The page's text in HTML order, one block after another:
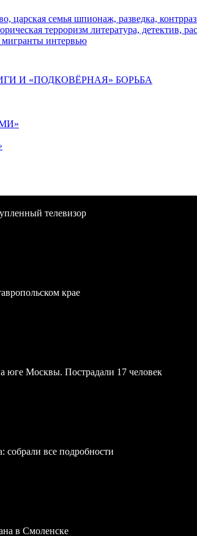
царская семья шпионаж, разведка,
терроризм литература, детектив,
мигранты интервью
И «ПОДКОВЁРНАЯ» БОРЬБА
телевизор
крае
юге Москвы. Пострадали 17 человек
собрали все подробности
в Смоленске